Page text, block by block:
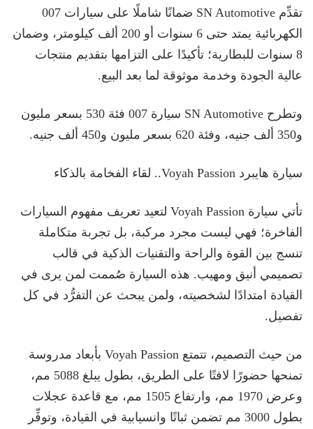
تقدِّم SN Automotive ضمانًا شاملًا على سيارات 007
الكهربائية يمتد حتى 6 سنوات أو 200 ألف كيلومتر، وضمان
8 سنوات للبطارية؛ تأكيدًا على التزامها بتقديم منتجات
عالية الجودة وخدمة موثوقة لما بعد البيع.
وتطرح SN Automotive سيارة 007 فئة 530 بسعر مليون
و350 ألف جنيه، وفئة 620 بسعر مليون و450 ألف جنيه.
سيارة هايبرد Voyah Passion.. لقاء الفخامة بالذكاء
تأتي سيارة Voyah Passion لتعيد تعريف مفهوم السيارات
الفاخرة؛ فهي ليست مجرد مركبة، بل تجربة متكاملة
تنسج بين القوة والراحة والتقنيات الذكية في قالب
تصميمي أنيق ومهيب. هذه السيارة صُممت لمن يرى في
القيادة امتدادًا لشخصيته، ولمن يبحث عن التفرُّد في كل
تفصيل.
من حيث التصميم، تتمتع Voyah Passion بأبعاد مدروسة
تمنحها حضورًا لافتًا على الطريق، بطول يبلغ 5088 مم،
وعرض 1970 مم، وارتفاع 1505 مم، مع قاعدة عجلات
بطول 3000 مم تضمن ثباتًا وانسيابية في القيادة، وتوفِّر